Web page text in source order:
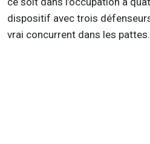
dispositif avec trois défenseurs
vrai concurrent dans les pattes.